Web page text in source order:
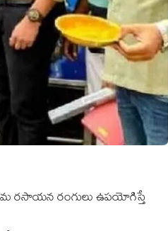
రసాయన రంగులు ఉపయోగిస్తే